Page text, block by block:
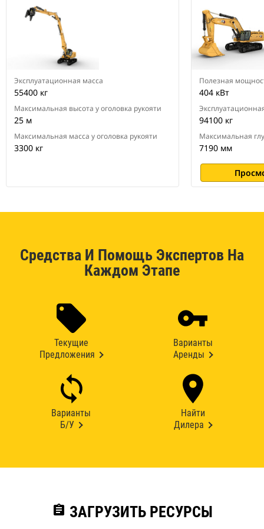
диапазона и предупреждает его
о приближении к пределу
Узнавайте точное положение
экскаватора с помощью систем
автоматически компенсирует
продольный и поперечный крен,
вызванный наклоном
Эксплуатационная масса
55400 кг
Максимальная высота у оголовка рукояти
25 м
Максимальная масса у оголовка рукояти
3300 кг
Полезная
404 кВт
94100 кг
Максимальная
7190 мм
Средства И Помощь Экспертов На
Каждом Этапе
Текущие
Предложения
Варианты
Аренды
Варианты
Б/У
Найти
Дилера
assignment ЗАГРУЗИТЬ РЕСУРСЫ